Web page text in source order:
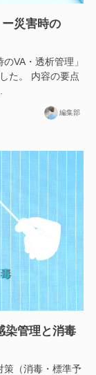
災害時の
VA・透析管理」
た。 内容の要点
編集部
管理と消毒
策（消毒・標準予